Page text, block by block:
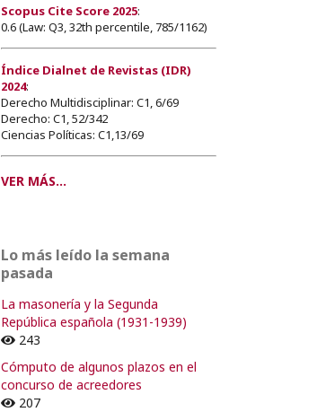
Scopus Cite Score 2025:
0.6 (Law: Q3, 32th percentile, 785/1162)
Índice Dialnet de Revistas (IDR)
2024:
Derecho Multidisciplinar: C1, 6/69
Derecho: C1, 52/342
Ciencias Políticas: C1,13/69
VER MÁS...
Lo más leído la semana
pasada
La masonería y la Segunda
República española (1931-1939)
243
Cómputo de algunos plazos en el
concurso de acreedores
207